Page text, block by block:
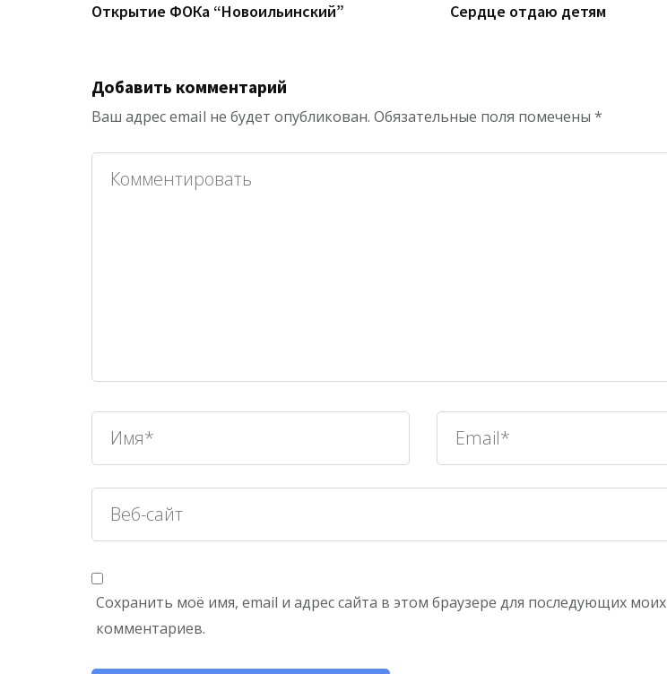
Открытие ФОКа “Новоильинский” Сердце отдаю детям
Добавить комментарий
Ваш адрес email не будет опубликован. Обязательные поля помечены *
Сохранить моё имя, email и адрес сайта в этом браузере для последующих моих
комментариев.